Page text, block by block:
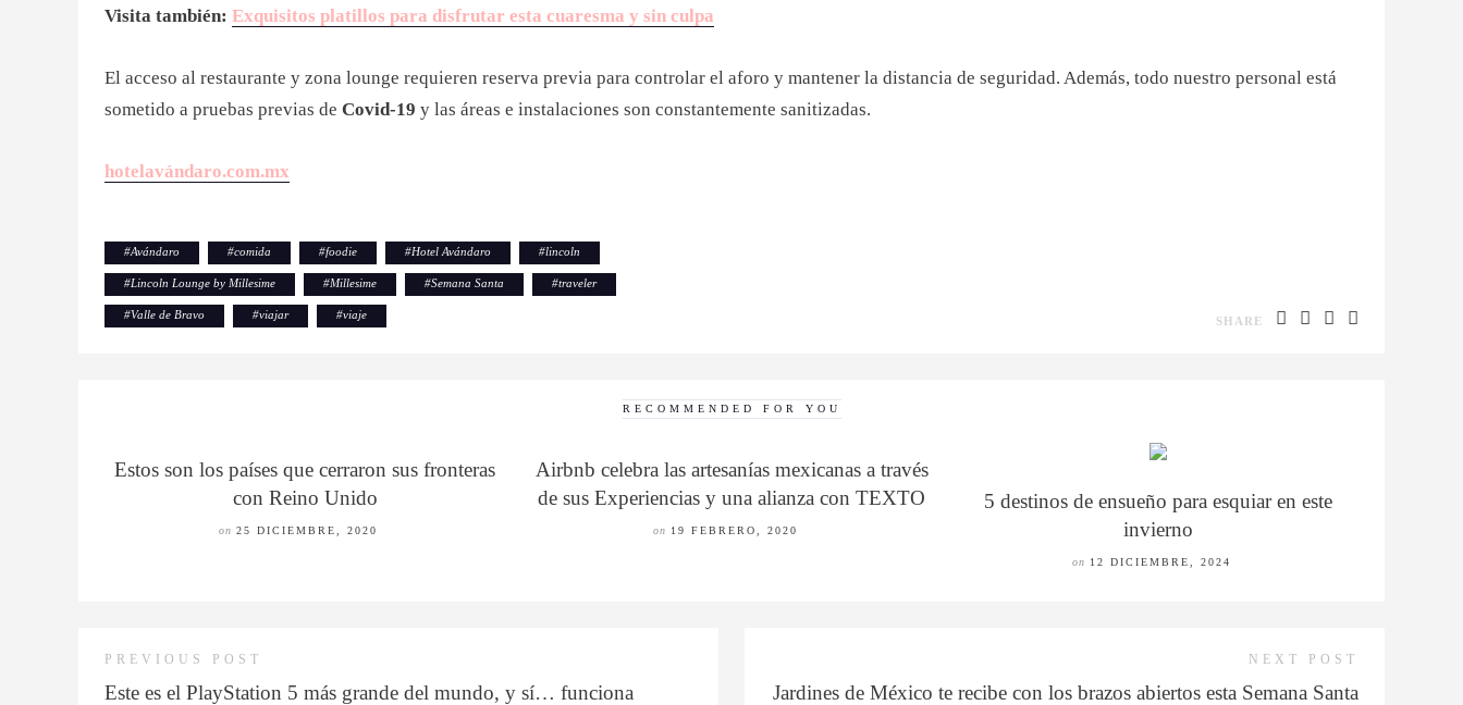
Visita también: Exquisitos platillos para disfrutar esta cuaresma y sin culpa
El acceso al restaurante y zona lounge requieren reserva previa para controlar el aforo y mantener la distancia de seguridad. Además, todo nuestro personal está
sometido a pruebas previas de Covid-19 y las áreas e instalaciones son constantemente sanitizadas.
hotelavándaro.com.mx
#Avándaro #comida #foodie #Hotel Avándaro #lincoln
#Lincoln Lounge by Millesime #Millesime #Semana Santa #traveler
#Valle de Bravo #viajar #viaje SHARE
RECOMMENDED FOR YOU
Estos son los países que cerraron sus fronteras
con Reino Unido
on 25 DICIEMBRE, 2020
Airbnb celebra las artesanías mexicanas a través
de sus Experiencias y una alianza con TEXTO
on 19 FEBRERO, 2020
5 destinos de ensueño para esquiar en este
invierno
on 12 DICIEMBRE, 2024
PREVIOUS POST
Este es el PlayStation 5 más grande del mundo, y sí… funciona
NEXT POST
Jardines de México te recibe con los brazos abiertos esta Semana Santa